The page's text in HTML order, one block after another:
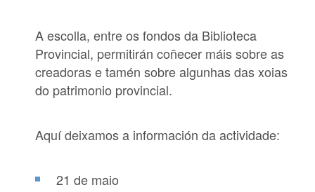
A escolla, entre os fondos da Biblioteca
Provincial, permitirán coñecer máis sobre as
creadoras e tamén sobre algunhas das xoias
do patrimonio provincial.
Aquí deixamos a información da actividade:
21 de maio